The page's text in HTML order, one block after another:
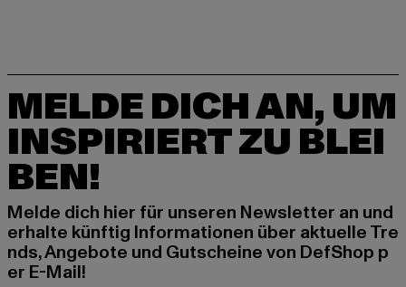
MELDE DICH AN, UM
INSPIRIERT ZU BLEI
BEN!
Melde dich hier für unseren Newsletter an und
erhalte künftig Informationen über aktuelle Tre
nds, Angebote und Gutscheine von DefShop p
er E-Mail!